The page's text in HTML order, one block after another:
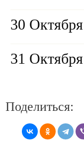
30 Октября
31 Октября
Поделиться: